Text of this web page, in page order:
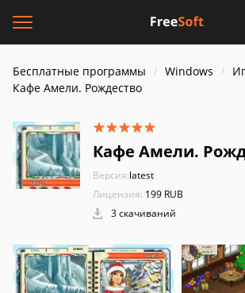
Бесплатные программы Windows
Кафе Амели. Рождество
Кафе Амели.
Версия:latest
Лицензия: 199 RUB
3 скачиваний